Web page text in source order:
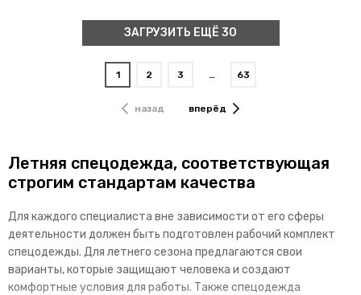
ЗАГРУЗИТЬ ЕЩЁ 30
назад
1 2 3 … 63
вперёд
Летняя спецодежда, соответствующая
строгим стандартам качества
Для каждого специалиста вне зависимости от его сферы
деятельности должен быть подготовлен рабочий комплект
спецодежды. Для летнего сезона предлагаются свои
варианты, которые защищают человека и создают
комфортные условия для работы. Также спецодежда